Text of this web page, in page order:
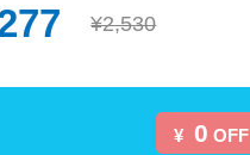
¥2,530
¥ 0 OFF